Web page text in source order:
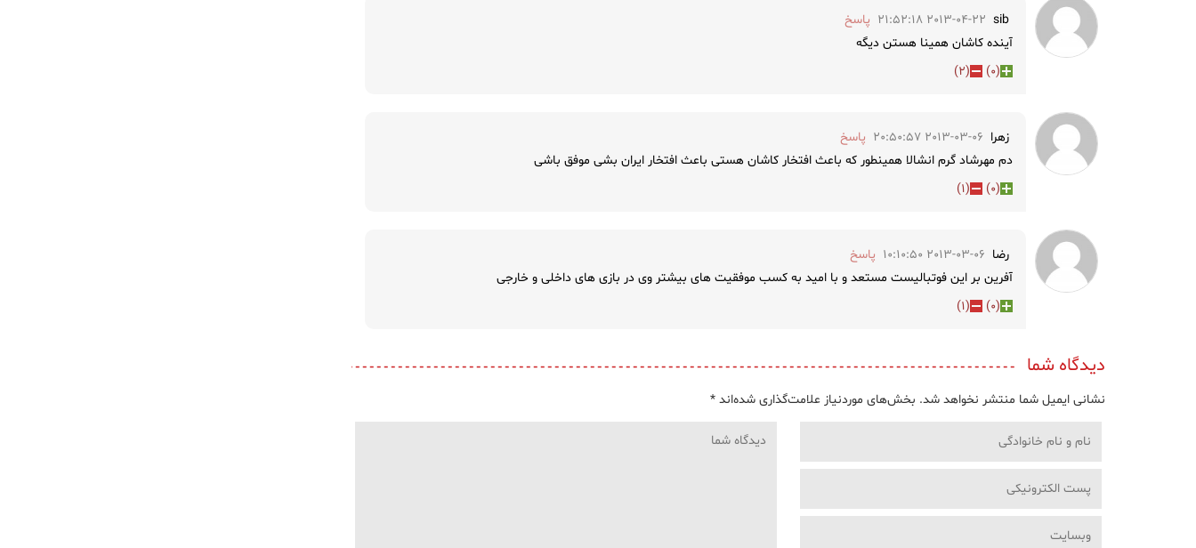
sib
2013-04-22 21:52:18
پاسخ
آینده کاشان همینا هستن دیگه
(
0
)
(
2
)
زهرا 2013-03-06 20:50:57
پاسخ
دم مهرشاد گرم انشالا همینطور که باعث افتخار کاشان هستی باعث افتخار ایران بشی موفق باشی
(
0
)
(
1
)
رضا 2013-03-06 10:10:50
پاسخ
آفرین بر این فوتبالیست مستعد و با امید به کسب موفقیت های بیشتر وی در بازی های داخلی و خارجی
(
0
)
(
1
)
دیدگاه شما
نشانی ایمیل شما منتشر نخواهد شد. بخش‌های موردنیاز علامت‌گذاری شده‌اند *